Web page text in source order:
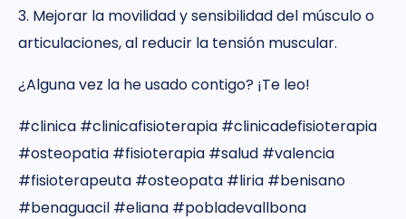
3. Mejorar la movilidad y sensibilidad del músculo o
articulaciones, al reducir la tensión muscular.
¿Alguna vez la he usado contigo? ¡Te leo!
#clinica #clinicafisioterapia #clinicadefisioterapia
#osteopatia #fisioterapia #salud #valencia
#fisioterapeuta #osteopata #liria #benisano
#benaguacil #eliana #pobladevallbona